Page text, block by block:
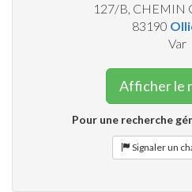
127/B, CHEMIN
83190
Var
Afficher le
Pour une recherche
Signaler un